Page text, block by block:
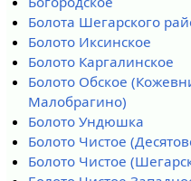
Болота Шегарского
Болото Иксинское
Болото Каргалинское
Болото Обское
Малобрагино)
Болото Ундюшка
Болото Чистое
Болото Чистое